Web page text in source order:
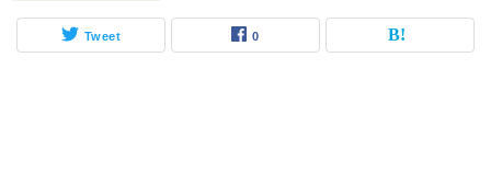
Tweet 0